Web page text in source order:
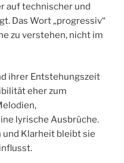
auf technischer und
Das Wort „progressiv“
zu verstehen, nicht im
ihrer Entstehungszeit
eher zum
lyrische Ausbrüche.
und Klarheit bleibt sie